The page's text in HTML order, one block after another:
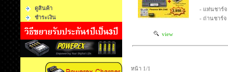
ดูสินค้า
ชำระเงิน
view
- แท่นชาร์จ
- ถ่านชาร์จ
หน้า 1/1